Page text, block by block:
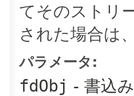
てそのストリ
された場合は、
パラメータ:
fdObj - 書込